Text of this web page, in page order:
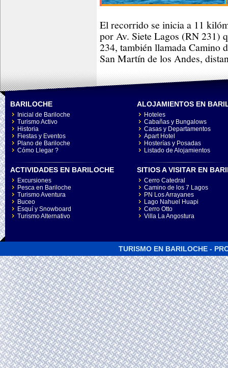
El recorrido se inicia a 11
por Av. Siete Lagos (RN 231)
234, también llamada Camino
San Martín de los Andes,
BARILOCHE
Inicial de Bariloche
Turismo Activo
Historia
Fiestas y Eventos
Plano de Bariloche
Cómo Llegar ?
ACTIVIDADES EN BARILOCHE
Excursiones
Pesca en Bariloche
Turismo Aventura
Buceo
Esquí y Snowboard
Turismo Alternativo
ALOJAMIENTOS EN
Hoteles
Cabañas y Bungalows
Casas y Departamentos
Apart Hotel
Hosterías y Posadas
Listado de Alojamientos
SITIOS A VISITAR EN
Cerro Catedral
Camino de los 7 Lagos
PN Los Arrayanes
Lago Nahuel Huapi
Cerro Otto
Villa La Angostura
TURISMO EN BARILOCHE -